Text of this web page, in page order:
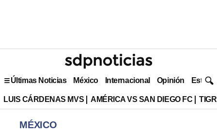
Últimas Noticias México Internacional Opinión Estilo
LUIS CÁRDENAS MVS AMÉRICA VS SAN DIEGO FC
MÉXICO